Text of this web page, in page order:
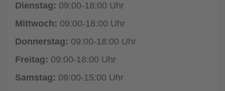
Dienstag: 09:00-18:00 Uhr
Mittwoch: 09:00-18:00 Uhr
Donnerstag: 09:00-18:00 Uhr
Freitag: 09:00-18:00 Uhr
Samstag: 09:00-15:00 Uhr